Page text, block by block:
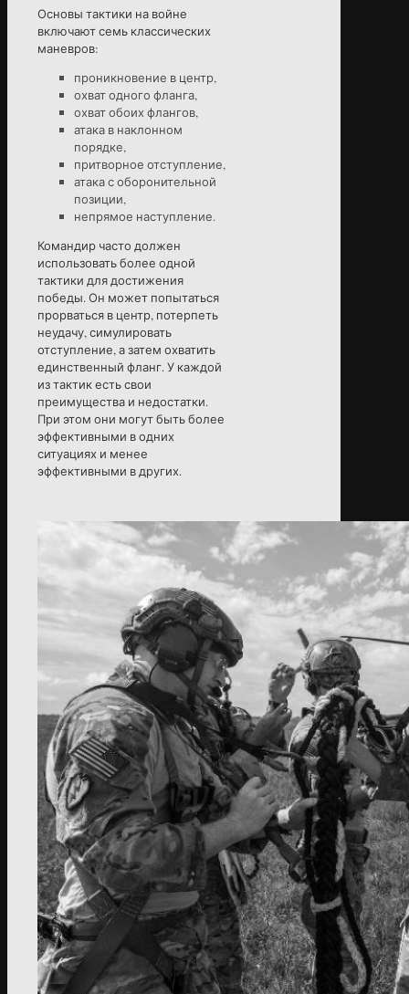
Основы тактики на войне
включают семь классических
маневров:
проникновение в центр,
охват одного фланга,
охват обоих флангов,
атака в наклонном
порядке,
притворное отступление,
атака с оборонительной
позиции,
непрямое наступление.
Командир часто должен
использовать более одной
тактики для достижения
победы. Он может попытаться
прорваться в центр, потерпеть
неудачу, симулировать
отступление, а затем охватить
единственный фланг. У каждой
из тактик есть свои
преимущества и недостатки.
При этом они могут быть более
эффективными в одних
ситуациях и менее
эффективными в других.